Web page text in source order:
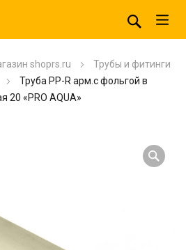
shoprs.ru
Трубы и фитинги
Труба PP-R арм.с фольгой в
20 «PRO AQUA»